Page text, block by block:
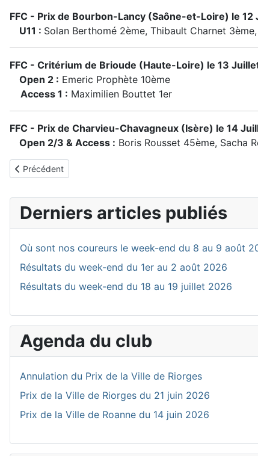
FFC - Prix de Bourbon-Lancy (Saône-et-Loire) le 12
U11 : Solan Berthomé 2ème, Thibault Charnet
FFC - Critérium de Brioude (Haute-Loire) le 13
Open 2 : Emeric Prophète 10ème
Access 1 : Maximilien Bouttet 1er
FFC - Prix de Charvieu-Chavagneux (Isère) le 14
Open 2/3 & Access : Boris Rousset 45ème, Sacha
Article précédent : Où sont nos coureurs le week-end du 11
Précédent
Derniers articles publiés
Où sont nos coureurs le week-end du 8 au 9 août
Résultats du week-end du 1er au 2 août 2026
Résultats du week-end du 18 au 19 juillet 2026
Agenda du club
Annulation du Prix de la Ville de Riorges
Prix de la Ville de Riorges du 21 juin 2026
Prix de la Ville de Roanne du 14 juin 2026